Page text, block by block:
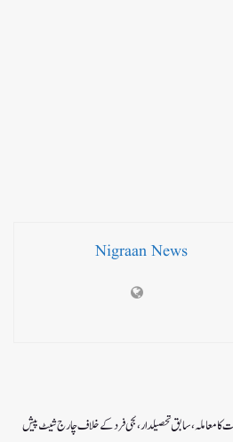
Nigraan News
معاملہ،سابق تحصیلدار، نجی فرد کے خلاف چارج شیٹ پیش